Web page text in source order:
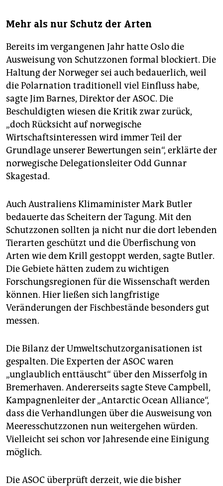
Mehr als nur Schutz der Arten
Bereits im vergangenen Jahr hatte Oslo die
Ausweisung von Schutzzonen formal blockiert. Die
Haltung der Norweger sei auch bedauerlich, weil
die Polarnation traditionell viel Einfluss habe,
sagte Jim Barnes, Direktor der ASOC. Die
Beschuldigten wiesen die Kritik zwar zurück,
„doch Rücksicht auf norwegische
Wirtschaftsinteressen wird immer Teil der
Grundlage unserer Bewertungen sein“, erklärte der
norwegische Delegationsleiter Odd Gunnar
Skagestad.
Auch Australiens Klimaminister Mark Butler
bedauerte das Scheitern der Tagung. Mit den
Schutzzonen sollten ja nicht nur die dort lebenden
Tierarten geschützt und die Überfischung von
Arten wie dem Krill gestoppt werden, sagte Butler.
Die Gebiete hätten zudem zu wichtigen
Forschungsregionen für die Wissenschaft werden
können. Hier ließen sich langfristige
Veränderungen der Fischbestände besonders gut
messen.
Die Bilanz der Umweltschutzorganisationen ist
gespalten. Die Experten der ASOC waren
„unglaublich enttäuscht“ über den Misserfolg in
Bremerhaven. Andererseits sagte Steve Campbell,
Kampagnenleiter der „Antarctic Ocean Alliance“,
dass die Verhandlungen über die Ausweisung von
Meeresschutzzonen nun weitergehen würden.
Vielleicht sei schon vor Jahresende eine Einigung
möglich.
Die ASOC überprüft derzeit, wie die bisher